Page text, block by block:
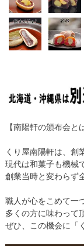
【南陽軒の頒布会と
くり屋南陽軒は、創
現代は和菓子も機械
創業当時と変わらず
職人が心をこめて一
多くの方に味わって
ぜひ、この機会に「